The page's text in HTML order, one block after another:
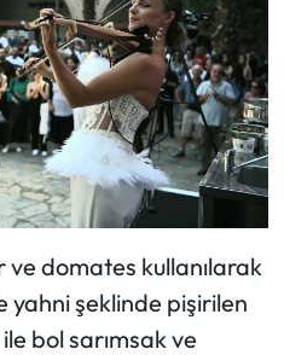
ve domates kullanılarak
yahni şeklinde pişirilen
bol sarımsak ve